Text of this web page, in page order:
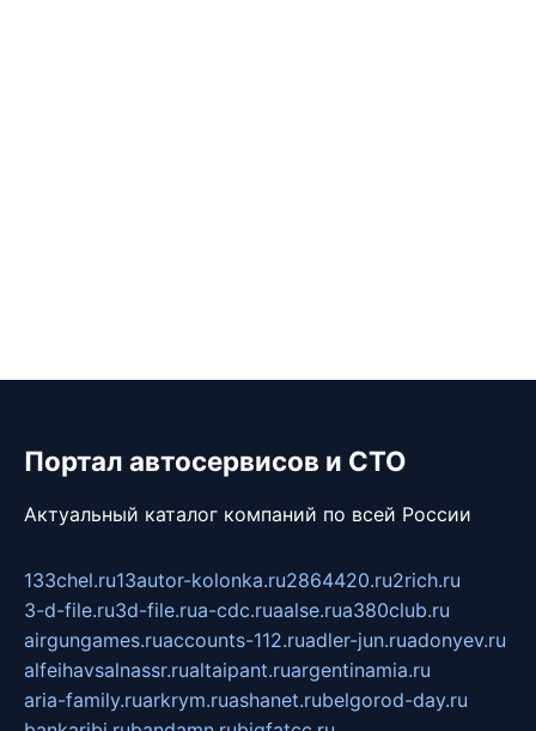
Портал автосервисов и СТО
Актуальный каталог компаний по всей России
133chel.ru13autor-kolonka.ru2864420.ru2rich.ru
3-d-file.ru3d-file.rua-cdc.ruaalse.rua380club.ru
airgungames.ruaccounts-112.ruadler-jun.ruadonyev.ru
alfeihavsalnassr.rualtaipant.ruargentinamia.ru
aria-family.ruarkrym.ruashanet.rubelgorod-day.ru